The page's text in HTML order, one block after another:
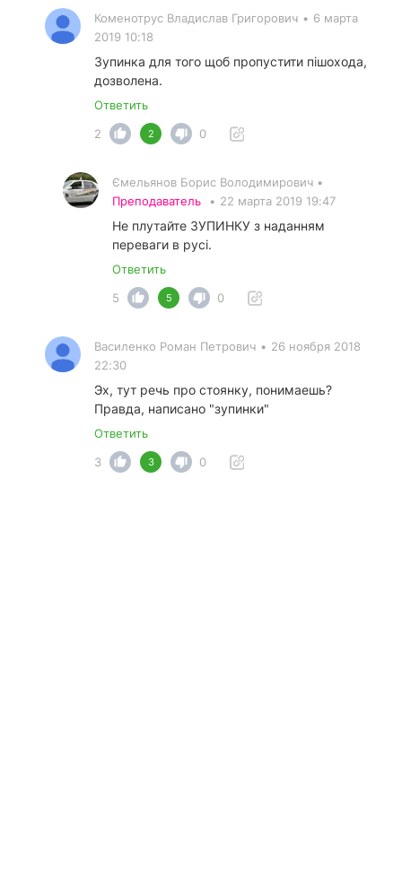
Коменотрус Владислав Григорович • 6 марта
2019 10:18
Зупинка для того щоб пропустити пішохода,
дозволена.
Ответить
2
2 0
Ємельянов Борис Володимирович •
Преподаватель
• 22 марта 2019 19:47
Не плутайте ЗУПИНКУ з наданням
переваги в русі.
Ответить
5
5 0
Василенко Роман Петрович • 26 ноября 2018
22:30
Эх, тут речь про стоянку, понимаешь?
Правда, написано "зупинки"
Ответить
3
3 0